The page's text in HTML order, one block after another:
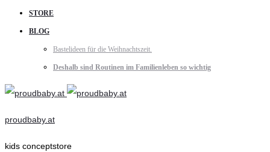
STORE
BLOG
Bastelideen für die Weihnachtszeit.
Deshalb sind Routinen im Familienleben so wichtig
proudbaby.at
kids conceptstore